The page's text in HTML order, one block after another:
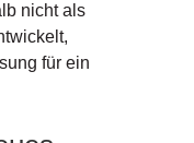
nicht als
für ein